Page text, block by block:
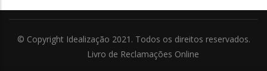
© Copyright Idealização 2021. Todos os direitos reservados.
Livro de Reclamações Online